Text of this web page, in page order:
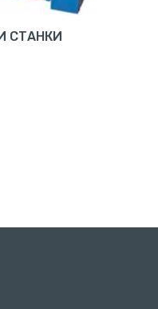
СТАНКИ